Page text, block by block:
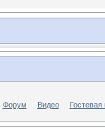
Форум Видео Гостевая